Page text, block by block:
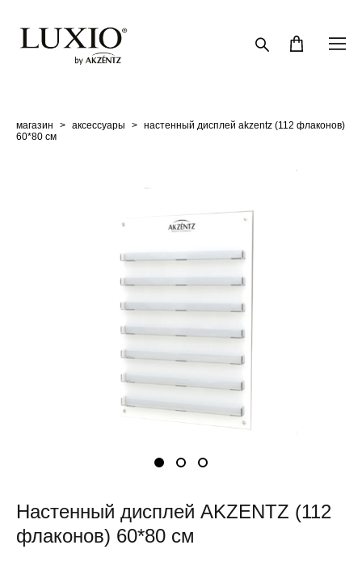
магазин > аксессуары > настенный дисплей akzentz (112 флаконов)
60*80 см
Настенный дисплей AKZENTZ (112
флаконов) 60*80 см